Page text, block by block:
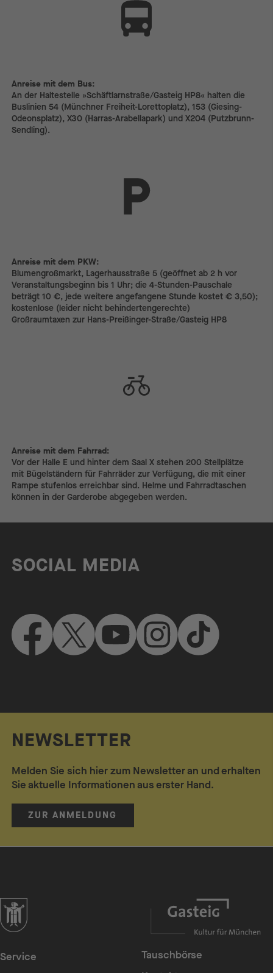
Anreise mit dem Bus:
Anreise mit dem Bus:
An der Haltestelle »Schäftlarnstraße/Gasteig HP8« halten die
Buslinien 54 (Münchner Freiheit-Lorettoplatz), 153 (Giesing-
Odeonsplatz), X30 (Harras-Arabellapark) und X204 (Putzbrunn-
Sendling).
Anreise mit dem PKW:
Anreise mit dem PKW:
Blumengroßmarkt, Lagerhausstraße 5 (geöffnet ab 2 h vor
Veranstaltungs­beginn bis 1 Uhr; die 4-Stunden-Pauschale
beträgt 10 €, jede weitere angefangene Stunde kostet € 3,50);
kostenlose (leider nicht behindertengerechte)
Großraumtaxen zur Hans-Preißinger-Straße/­Gasteig HP8
Anreise mit dem Fahrrad:
Anreise mit dem Fahrrad:
Vor der Halle E und hinter dem Saal X stehen 200 Stellplätze
mit Bügelständern für Fahrräder zur Verfügung, die mit einer
Rampe stufenlos erreichbar sind. Helme und Fahrradtaschen
können in der Garderobe abgegeben werden.
SOCIAL MEDIA
NEWSLETTER
Melden Sie sich hier zum Newsletter an und erhalten
Sie aktuelle Informationen aus erster Hand.
ZUR ANMELDUNG
zur Website der Landeshauptstadt München
Service
Tauschbörse